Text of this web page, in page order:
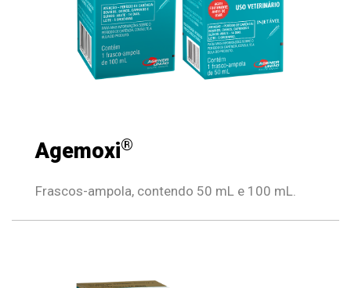
Agemoxi®
Frascos-ampola, contendo 50 mL e 100 mL.